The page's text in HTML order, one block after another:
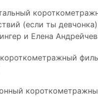
(если ты
и Елена